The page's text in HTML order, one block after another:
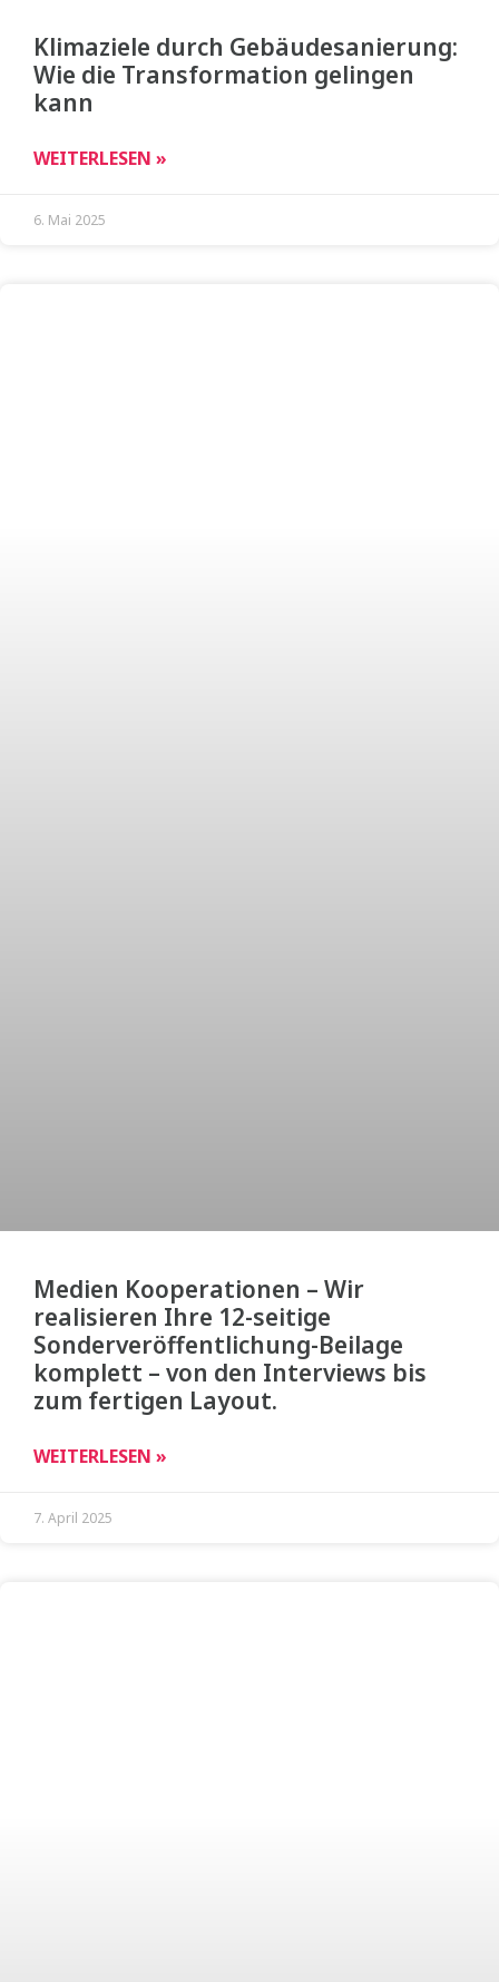
Klimaziele durch Gebäudesanierung:
Wie die Transformation gelingen
kann
WEITERLESEN »
6. Mai 2025
Medien Kooperationen – Wir
realisieren Ihre 12-seitige
Sonderveröffentlichung-Beilage
komplett – von den Interviews bis
zum fertigen Layout.
WEITERLESEN »
7. April 2025